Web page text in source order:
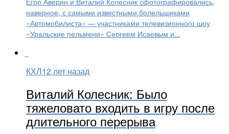
наверное, с самыми известными болельщиками
«Автомобилиста» — участниками телевизионного шоу
«Уральские пельмени» Сергеем Исаевым и...
КХЛ12 лет назад
Виталий Колесник: Было
тяжеловато входить в игру после
длительного перерыва